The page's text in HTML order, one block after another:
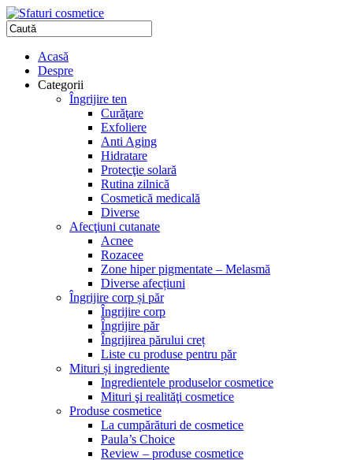
Acasă
Despre
Categorii
Îngrijire ten
Curăţare
Exfoliere
Anti Aging
Hidratare
Protecţie solară
Rutina zilnică
Cosmetică medicală
Diverse
Afecţiuni cutanate
Acnee
Rozacee
Zone hiper pigmentate – Melasmă
Diverse afecțiuni
Îngrijire corp și păr
Îngrijire corp
Îngrijire păr
Îngrijirea părului creț
Liste cu produse pentru păr
Mituri și ingrediente
Ingredientele produselor cosmetice
Mituri şi realităţi cosmetice
Produse cosmetice
La cumpărături de cosmetice
Paula’s Choice
Review – produse cosmetice